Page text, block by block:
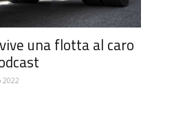
una flotta al caro